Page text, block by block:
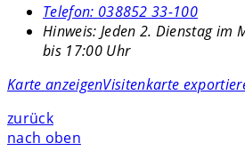
Telefon: 038852 33-100
Hinweis: Jeden 2. Dienstag im
bis 17:00 Uhr
Karte anzeigenVisitenkarte
zurück
nach oben